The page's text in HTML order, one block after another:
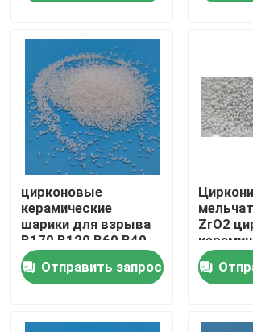
контроль качества
контактные данные
Отправить запрос
Керамические взрывая средства
Керамический взрывать шарика
Керамический взрывая абразив
цирконовые
керамические
шарики для взрыва
B170 B120 B60 B40
Отправить запрос
ZrO2
шарики